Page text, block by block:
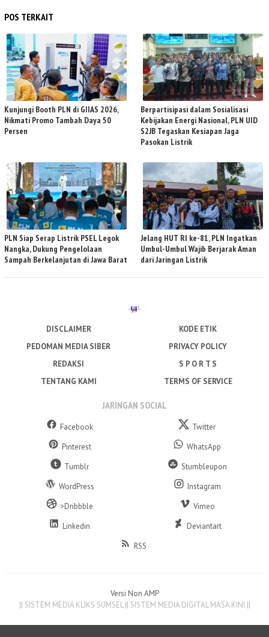
POS TERKAIT
Kunjungi Booth PLN di GIIAS 2026,
Nikmati Promo Tambah Daya 50
Persen
Berpartisipasi dalam Sosialisasi
Kebijakan Energi Nasional, PLN UID
S2JB Tegaskan Kesiapan Jaga
Pasokan Listrik
PLN Siap Serap Listrik PSEL Legok
Nangka, Dukung Pengelolaan
Sampah Berkelanjutan di Jawa Barat
Jelang HUT RI ke-81, PLN Ingatkan
Umbul-Umbul Wajib Berjarak Aman
dari Jaringan Listrik
DISCLAIMER
KODE ETIK
PEDOMAN MEDIA SIBER
PRIVACY POLICY
REDAKSI
S P O R T S
TENTANG KAMI
TERMS OF SERVICE
JARINGAN SOCIAL
Facebook
Twitter
Pinterest
WhatsApp
Tumblr
Stumbleupon
WordPress
Instagram
>Dribbble
Vimeo
Linkedin
Deviantart
RSS
Versi Non AMP
|| SISTEM MEDIA KLIKS SUMSEL || SISTEM MEDIA DIGITAL MASA KINI ||